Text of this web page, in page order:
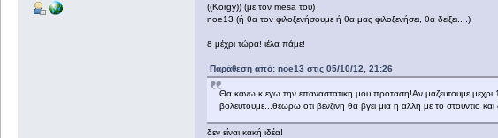
((Korgy)) (με τον mesa του)
noe13 (ή θα τον φιλοξενήσουμε ή θα μας φιλοξενήσει, θα δείξει....)
8 μέχρι τώρα! ιέλα πάμε!
Παράθεση από: noe13 στις 05/10/12, 21:26
Θα κανω κ εγω την επαναστατικη μου προταση!Αν μαζευτουμε
βολευτουμε...θεωρω οτι βενζινη θα βγει μια η αλλη με το στουντιο
δεν είναι κακή ιδέα!